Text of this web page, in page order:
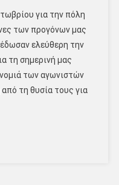
για την πόλη
των προγόνων μας
ελεύθερη την
τη σημερινή μας
των αγωνιστών
τη θυσία τους για